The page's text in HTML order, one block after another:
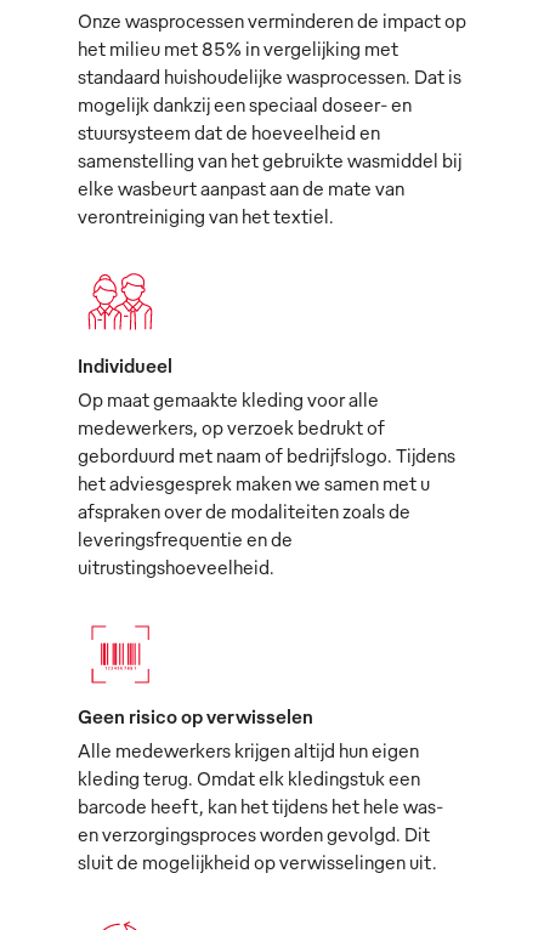
Onze wasprocessen verminderen de impact op
het milieu met 85% in vergelijking met
standaard huishoudelijke wasprocessen. Dat is
mogelijk dankzij een speciaal doseer- en
stuursysteem dat de hoeveelheid en
samenstelling van het gebruikte wasmiddel bij
elke wasbeurt aanpast aan de mate van
verontreiniging van het textiel.
Individueel
Op maat gemaakte kleding voor alle
medewerkers, op verzoek bedrukt of
geborduurd met naam of bedrijfslogo. Tijdens
het adviesgesprek maken we samen met u
afspraken over de modaliteiten zoals de
leveringsfrequentie en de
uitrustingshoeveelheid.
Geen risico op verwisselen
Alle medewerkers krijgen altijd hun eigen
kleding terug. Omdat elk kledingstuk een
barcode heeft, kan het tijdens het hele was-
en verzorgingsproces worden gevolgd. Dit
sluit de mogelijkheid op verwisselingen uit.